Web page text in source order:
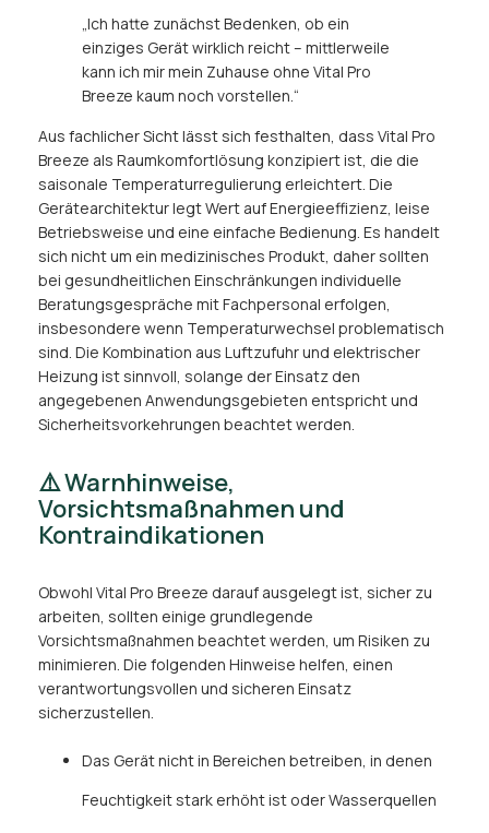
„Ich hatte zunächst Bedenken, ob ein
einziges Gerät wirklich reicht – mittlerweile
kann ich mir mein Zuhause ohne Vital Pro
Breeze kaum noch vorstellen.“
Aus fachlicher Sicht lässt sich festhalten, dass Vital Pro
Breeze als Raumkomfortlösung konzipiert ist, die die
saisonale Temperaturregulierung erleichtert. Die
Gerätearchitektur legt Wert auf Energieeffizienz, leise
Betriebsweise und eine einfache Bedienung. Es handelt
sich nicht um ein medizinisches Produkt, daher sollten
bei gesundheitlichen Einschränkungen individuelle
Beratungsgespräche mit Fachpersonal erfolgen,
insbesondere wenn Temperaturwechsel problematisch
sind. Die Kombination aus Luftzufuhr und elektrischer
Heizung ist sinnvoll, solange der Einsatz den
angegebenen Anwendungsgebieten entspricht und
Sicherheitsvorkehrungen beachtet werden.
⚠️ Warnhinweise,
Vorsichtsmaßnahmen und
Kontraindikationen
Obwohl Vital Pro Breeze darauf ausgelegt ist, sicher zu
arbeiten, sollten einige grundlegende
Vorsichtsmaßnahmen beachtet werden, um Risiken zu
minimieren. Die folgenden Hinweise helfen, einen
verantwortungsvollen und sicheren Einsatz
sicherzustellen.
Das Gerät nicht in Bereichen betreiben, in denen
Feuchtigkeit stark erhöht ist oder Wasserquellen